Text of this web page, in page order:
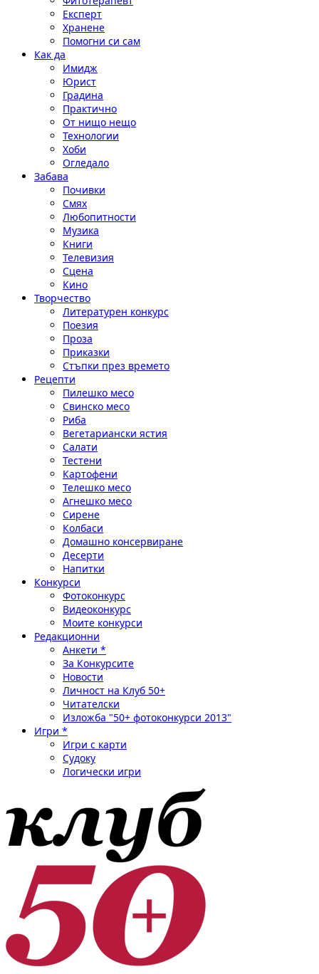
Експерт
Хранене
Помогни си сам
Как да
Имидж
Юрист
Градина
Практично
От нищо нещо
Технологии
Хоби
Огледало
Забава
Почивки
Смях
Любопитности
Музика
Книги
Телевизия
Сцена
Кино
Творчество
Литературен конкурс
Поезия
Проза
Приказки
Стъпки през времето
Рецепти
Пилешко месо
Свинско месо
Риба
Вегетариански ястия
Салати
Тестени
Картофени
Телешко месо
Агнешко месо
Сирене
Колбаси
Домашно консервиране
Десерти
Напитки
Конкурси
Фотоконкурс
Видеоконкурс
Моите конкурси
Редакционни
Анкети *
За Конкурсите
Новости
Личност на Клуб 50+
Читателски
Изложба "50+ фотоконкурси 2013"
Игри *
Игри с карти
Судоку
Логически игри